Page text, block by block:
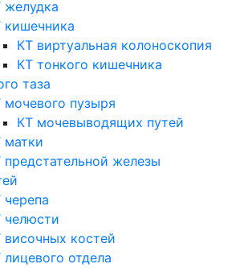
желудка
кишечника
КТ виртуальная колоноскопия
КТ тонкого кишечника
таза
мочевого пузыря
КТ мочевыводящих путей
матки
предстательной железы
черепа
челюсти
височных костей
лицевого отдела